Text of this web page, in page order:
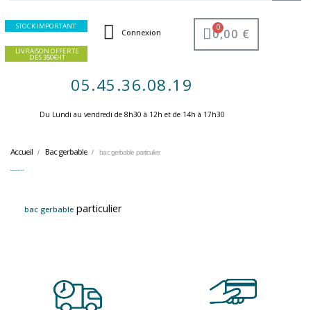
STOCK IMPORTANT
LIVRAISON OFFERTE
DES 350€HT
Connexion 0,00 €
05.45.36.08.19
Du Lundi au vendredi de 8h30 à 12h et de 14h à 17h30 ​
Accueil Bac gerbable bac gerbable particulier
bac gerbable particulier